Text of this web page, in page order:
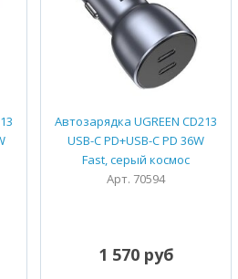
Автозарядка UGREEN CD213
USB-C PD+USB-C PD 36W
Fast, серый космос
Арт. 70594
1 570 руб